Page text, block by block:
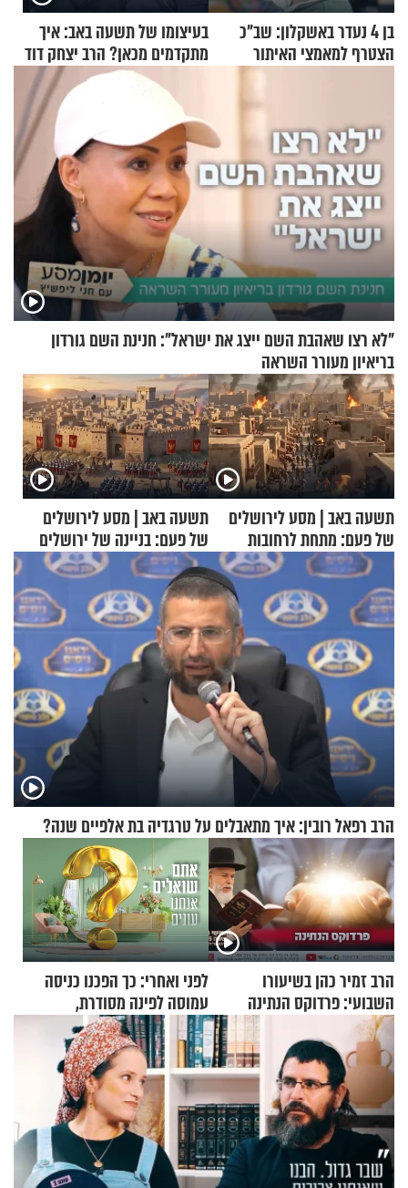
בן 4 נעדר באשקלון: שב"כ
הצטרף למאמצי האיתור
בעיצומו של תשעה באב: איך
מתקדמים מכאן? הרב יצחק דוד
גרוסמן בשיחה מיוחדת
"לא רצו שאהבת השם ייצג את ישראל": חנינת השם גורדון
בריאיון מעורר השראה
תשעה באב | מסע לירושלים
של פעם: מתחת לרחובות
ירושלים
תשעה באב | מסע לירושלים
של פעם: בניינה של ירושלים
הרב רפאל רובין: איך מתאבלים על טרגדיה בת אלפיים שנה?
הרב זמיר כהן בשיעורו
השבועי: פרדוקס הנתינה
לפני ואחרי: כך הפכנו כניסה
עמוסה לפינה מסודרת,
שימושית ומזמינה